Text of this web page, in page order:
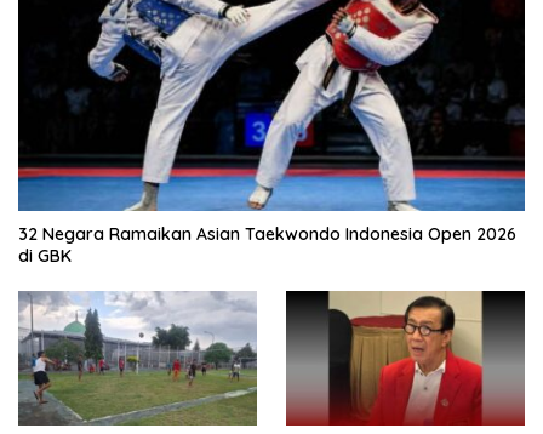
32 Negara Ramaikan Asian Taekwondo Indonesia Open 2026
di GBK